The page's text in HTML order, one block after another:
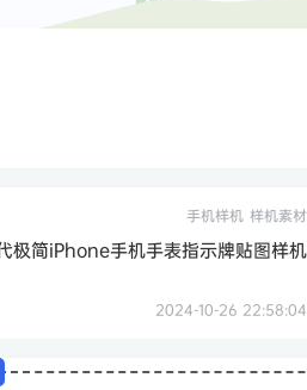
手机样机 样机素材
极简iPhone手机手表指示牌贴图样机
2024-10-26 22:58:04